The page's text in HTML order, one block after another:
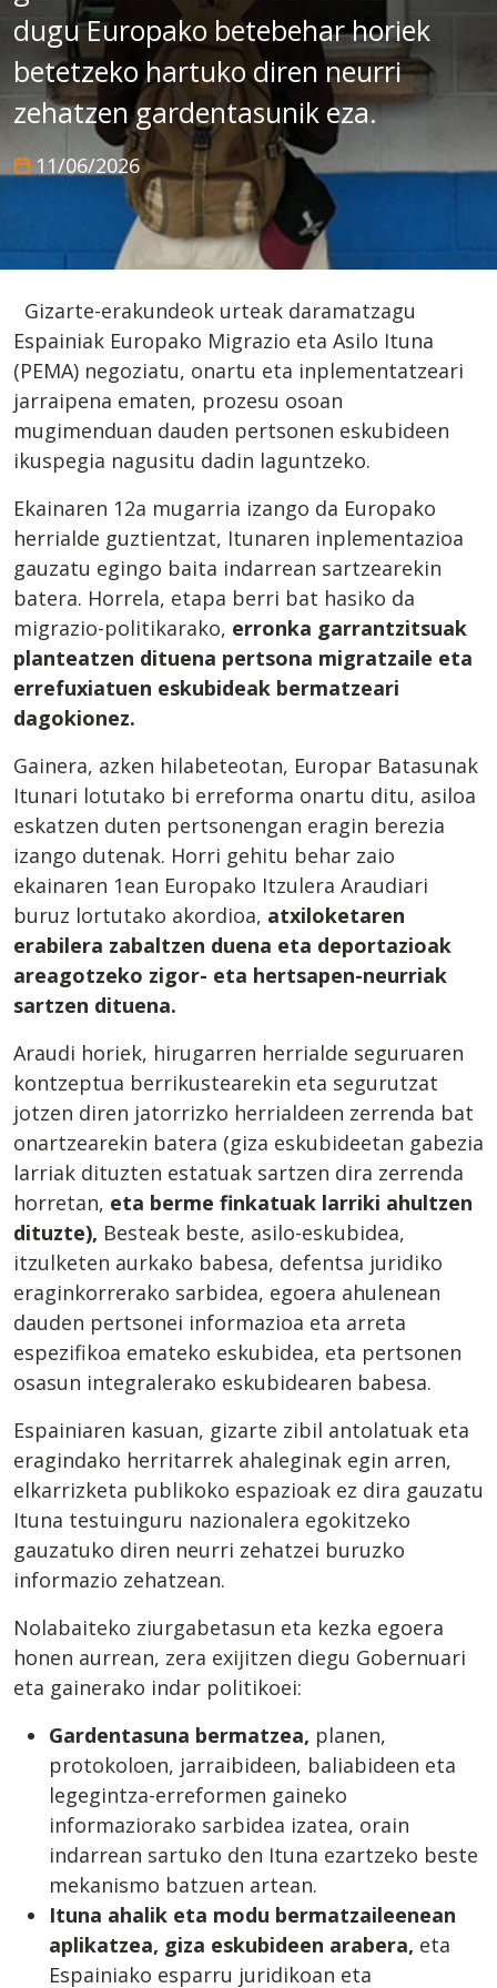
dugu Europako betebehar horiek
betetzeko hartuko diren neurri
zehatzen gardentasunik eza.
11/06/2026
Gizarte-erakundeok urteak daramatzagu
Espainiak Europako Migrazio eta Asilo Ituna
(PEMA) negoziatu, onartu eta inplementatzeari
jarraipena ematen, prozesu osoan
mugimenduan dauden pertsonen eskubideen
ikuspegia nagusitu dadin laguntzeko.
Ekainaren 12a mugarria izango da Europako
herrialde guztientzat, Itunaren inplementazioa
gauzatu egingo baita indarrean sartzearekin
batera. Horrela, etapa berri bat hasiko da
migrazio-politikarako, erronka garrantzitsuak
planteatzen dituena pertsona migratzaile eta
errefuxiatuen eskubideak bermatzeari
dagokionez.
Gainera, azken hilabeteotan, Europar Batasunak
Itunari lotutako bi erreforma onartu ditu, asiloa
eskatzen duten pertsonengan eragin berezia
izango dutenak. Horri gehitu behar zaio
ekainaren 1ean Europako Itzulera Araudiari
buruz lortutako akordioa, atxiloketaren
erabilera zabaltzen duena eta deportazioak
areagotzeko zigor- eta hertsapen-neurriak
sartzen dituena.
Araudi horiek, hirugarren herrialde seguruaren
kontzeptua berrikustearekin eta segurutzat
jotzen diren jatorrizko herrialdeen zerrenda bat
onartzearekin batera (giza eskubideetan gabezia
larriak dituzten estatuak sartzen dira zerrenda
horretan, eta berme finkatuak larriki ahultzen
dituzte), Besteak beste, asilo-eskubidea,
itzulketen aurkako babesa, defentsa juridiko
eraginkorrerako sarbidea, egoera ahulenean
dauden pertsonei informazioa eta arreta
espezifikoa emateko eskubidea, eta pertsonen
osasun integralerako eskubidearen babesa.
Espainiaren kasuan, gizarte zibil antolatuak eta
eragindako herritarrek ahaleginak egin arren,
elkarrizketa publikoko espazioak ez dira gauzatu
Ituna testuinguru nazionalera egokitzeko
gauzatuko diren neurri zehatzei buruzko
informazio zehatzean.
Nolabaiteko ziurgabetasun eta kezka egoera
honen aurrean, zera exijitzen diegu Gobernuari
eta gainerako indar politikoei:
Gardentasuna bermatzea, planen,
protokoloen, jarraibideen, baliabideen eta
legegintza-erreformen gaineko
informaziorako sarbidea izatea, orain
indarrean sartuko den Ituna ezartzeko beste
mekanismo batzuen artean.
Ituna ahalik eta modu bermatzaileenean
aplikatzea, giza eskubideen arabera, eta
Espainiako esparru juridikoan eta